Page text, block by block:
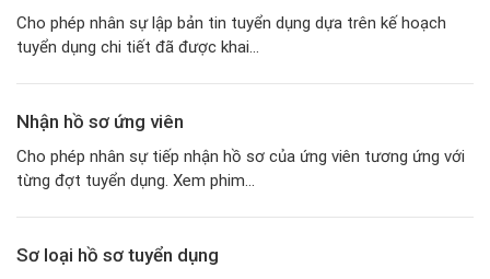
Cho phép nhân sự lập bản tin tuyển dụng dựa trên kế hoạch
tuyển dụng chi tiết đã được khai...
Nhận hồ sơ ứng viên
Cho phép nhân sự tiếp nhận hồ sơ của ứng viên tương ứng với
từng đợt tuyển dụng. Xem phim...
Sơ loại hồ sơ tuyển dụng